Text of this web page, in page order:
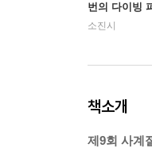
번의 다이빙
소진시
책소개
제9회 사계